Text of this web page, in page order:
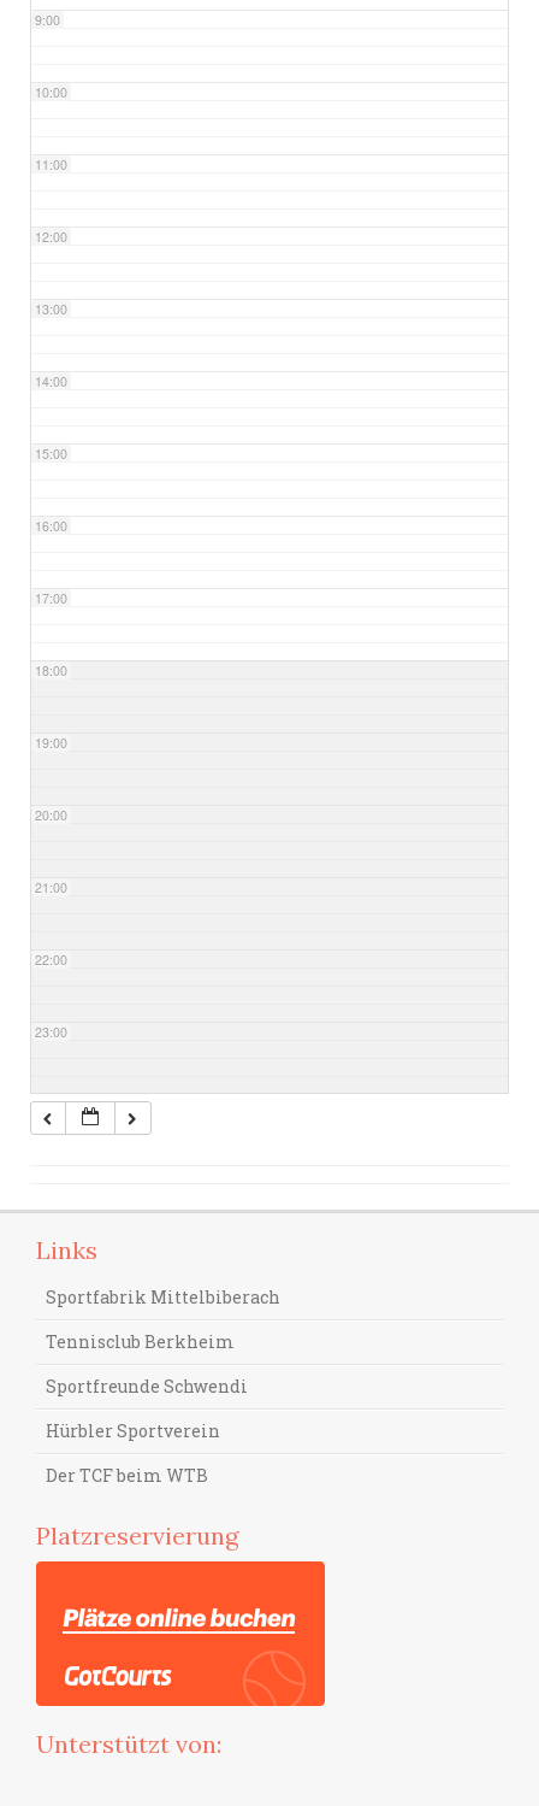
9:00
10:00
11:00
12:00
13:00
14:00
15:00
16:00
17:00
18:00
19:00
20:00
21:00
22:00
23:00
Links
Sportfabrik Mittelbiberach
Tennisclub Berkheim
Sportfreunde Schwendi
Hürbler Sportverein
Der TCF beim WTB
Platzreservierung
Unterstützt von: